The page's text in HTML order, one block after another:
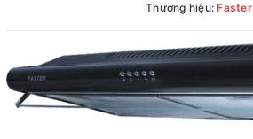
Thương hiệu:Faster